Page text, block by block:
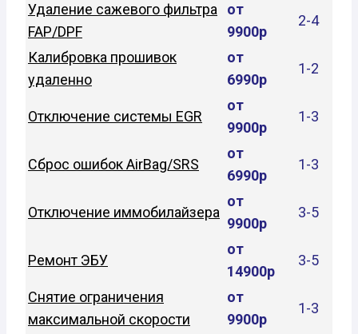
Удаление сажевого фильтра
FAP/DPF
от
9900р
2-4
Калибровка прошивок
удаленно
от
6990р
1-2
Отключение системы EGR
от
9900р
1-3
Сброс ошибок AirBag/SRS
от
6990р
1-3
Отключение иммобилайзера
от
9900р
3-5
Ремонт ЭБУ
от
14900р
3-5
Снятие ограничения
максимальной скорости
от
9900р
1-3